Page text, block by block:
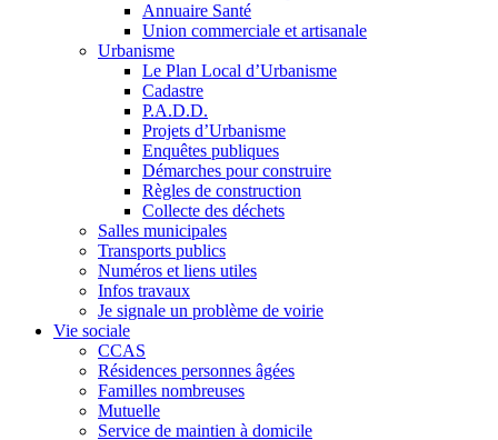
Annuaire Santé
Union commerciale et artisanale
Urbanisme
Le Plan Local d’Urbanisme
Cadastre
P.A.D.D.
Projets d’Urbanisme
Enquêtes publiques
Démarches pour construire
Règles de construction
Collecte des déchets
Salles municipales
Transports publics
Numéros et liens utiles
Infos travaux
Je signale un problème de voirie
Vie sociale
CCAS
Résidences personnes âgées
Familles nombreuses
Mutuelle
Service de maintien à domicile